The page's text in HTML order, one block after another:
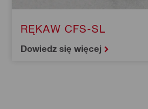
RĘKAW CFS-SL
Dowiedz się więcej